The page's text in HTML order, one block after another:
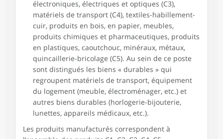
électroniques, électriques et optiques (C3),
matériels de transport (C4), textiles-habillement-
cuir, produits en bois, en papier, meubles,
produits chimiques et pharmaceutiques, produits
en plastiques, caoutchouc, minéraux, métaux,
quincaillerie-bricolage (C5). Au sein de ce poste
sont distingués les biens « durables » qui
regroupent matériels de transport, équipement
du logement (meuble, électroménager, etc.) et
autres biens durables (horlogerie-bijouterie,
lunettes, appareils médicaux, etc.).
Les produits manufacturés correspondent à